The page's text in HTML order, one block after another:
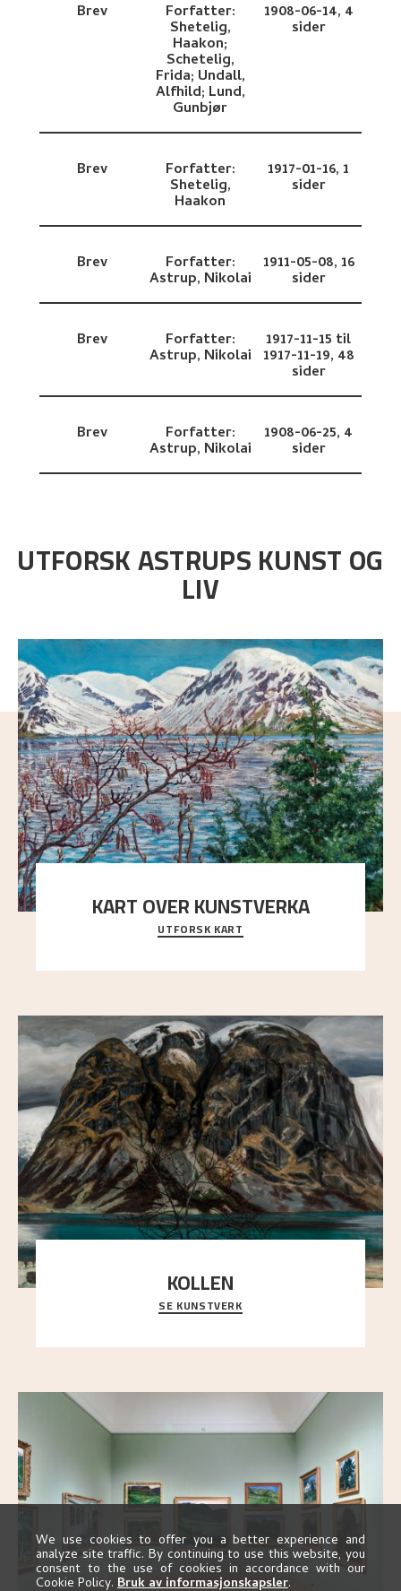
Brev Forfatter:
Shetelig,
Haakon;
Schetelig,
Frida; Undall,
Alfhild; Lund,
Gunbjør
1908-06-14, 4
sider
Brev Forfatter:
Shetelig,
Haakon
1917-01-16,1
sider
Brev Forfatter:
Astrup, Nikolai
1911-05-08,16
sider
Brev Forfatter:
Astrup, Nikolai
1917-11-15 til
1917-11-19, 48
sider
Brev Forfatter:
Astrup, Nikolai
1908-06-25, 4
sider
UTFORSK ASTRUPS KUNST OG
LIV
KART OVER KUNSTVERKA
Utforsk stedene og utsiktene i Astrups malerier
UTFORSK KART
KOLLEN
Et ruvende fjell dominerer bildeflaten, og står i
sterk kontrast til det spinkle rognetreet ute
SE KUNSTVERK
We use cookies to offer you a better experience and
analyze site traffic. By continuing to use this website, you
consent to the use of cookies in accordance with our
Cookie Policy. Bruk av informasjonskapsler.